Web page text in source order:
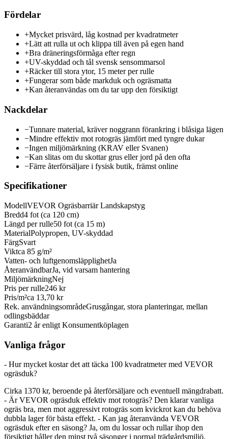
Fördelar
+Mycket prisvärd, låg kostnad per kvadratmeter
+Lätt att rulla ut och klippa till även på egen hand
+Bra dräneringsförmåga efter regn
+UV-skyddad och tål svensk sensommarsol
+Räcker till stora ytor, 15 meter per rulle
+Fungerar som både markduk och ogräsmatta
+Kan återanvändas om du tar upp den försiktigt
Nackdelar
−Tunnare material, kräver noggrann förankring i blåsiga lägen
−Mindre effektiv mot rotogräs jämfört med tyngre dukar
−Ingen miljömärkning (KRAV eller Svanen)
−Kan slitas om du skottar grus eller jord på den ofta
−Färre återförsäljare i fysisk butik, främst online
Specifikationer
ModellVEVOR Ogräsbarriär Landskapstyg
Bredd4 fot (ca 120 cm)
Längd per rulle50 fot (ca 15 m)
MaterialPolypropen, UV-skyddad
FärgSvart
Viktca 85 g/m²
Vatten- och luftgenomsläpplighetJa
ÅteranvändbarJa, vid varsam hantering
MiljömärkningNej
Pris per rulle246 kr
Pris/m²ca 13,70 kr
Rek. användningsområdeGrusgångar, stora planteringar, mellan
odlingsbäddar
Garanti2 år enligt Konsumentköplagen
Vanliga frågor
- Hur mycket kostar det att täcka 100 kvadratmeter med VEVOR
ogräsduk?
Cirka 1370 kr, beroende på återförsäljare och eventuell mängdrabatt.
- Är VEVOR ogräsduk effektiv mot rotogräs? Den klarar vanliga
ogräs bra, men mot aggressivt rotogräs som kvickrot kan du behöva
dubbla lager för bästa effekt. - Kan jag återanvända VEVOR
ogräsduk efter en säsong? Ja, om du lossar och rullar ihop den
försiktigt håller den minst två säsonger i normal trädgårdsmiljö.